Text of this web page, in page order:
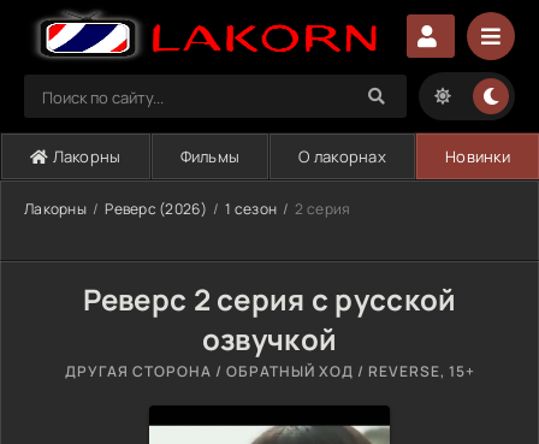
Лакорны Фильмы О лакорнах Новинки
Лакорны Реверс (2026) 1 сезон 2 серия
Реверс 2 серия с русской
озвучкой
ДРУГАЯ СТОРОНА / ОБРАТНЫЙ ХОД / REVERSE, 15+